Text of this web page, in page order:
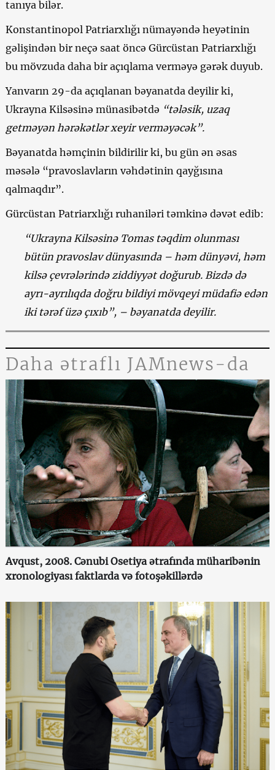
tanıya bilər.
Konstantinopol Patriarxlığı nümayəndə heyətinin
gəlişindən bir neçə saat öncə Gürcüstan Patriarxlığı
bu mövzuda daha bir açıqlama verməyə gərək duyub.
Yanvarın 29-da açıqlanan bəyanatda deyilir ki,
Ukrayna Kilsəsinə münasibətdə “tələsik, uzaq
getməyən hərəkətlər xeyir verməyəcək”.
Bəyanatda həmçinin bildirilir ki, bu gün ən əsas
məsələ “pravoslavların vəhdətinin qayğısına
qalmaqdır”.
Gürcüstan Patriarxlığı ruhaniləri təmkinə dəvət edib:
“Ukrayna Kilsəsinə Tomas təqdim olunması
bütün pravoslav dünyasında – həm dünyəvi, həm
kilsə çevrələrində ziddiyyət doğurub. Bizdə də
ayrı-ayrılıqda doğru bildiyi mövqeyi müdafiə edən
iki tərəf üzə çıxıb”, – bəyanatda deyilir.
Daha ətraflı JAMnews-da
Avqust, 2008. Cənubi Osetiya ətrafında müharibənin
xronologiyası faktlarda və fotoşəkillərdə